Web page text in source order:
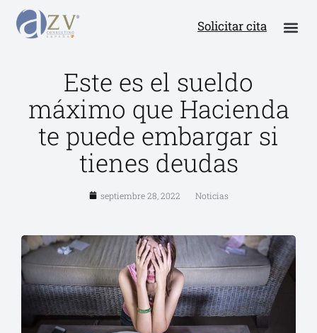
Solicitar cita
Este es el sueldo
máximo que Hacienda
te puede embargar si
tienes deudas
septiembre 28, 2022 Noticias